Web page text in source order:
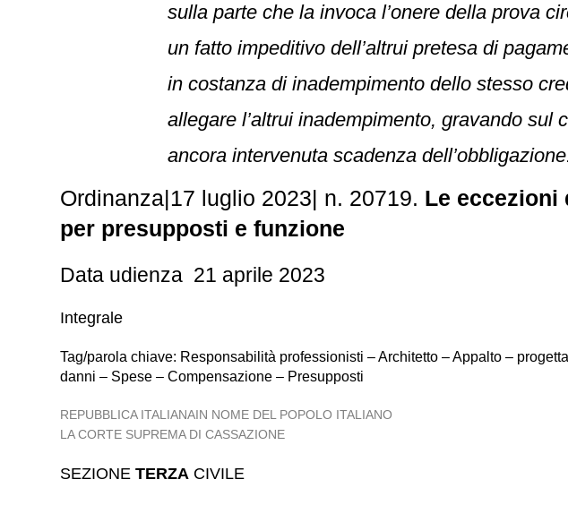
sulla parte che la invoca l’onere della prova
un fatto impeditivo dell’altrui pretesa di
in costanza di inadempimento dello stesso
allegare l’altrui inadempimento, gravando sul
ancora intervenuta scadenza
Ordinanza|17 luglio 2023| n. 20719. Le eccezioni
per presupposti e funzione
Data udienza 21 aprile 2023
Integrale
Tag/parola chiave: Responsabilità professionisti – Architetto – Appalto –
danni – Spese – Compensazione – Presupposti
REPUBBLICA ITALIANAIN NOME DEL POPOLO ITALIANO
LA CORTE SUPREMA DI CASSAZIONE
SEZIONETERZA CIVILE